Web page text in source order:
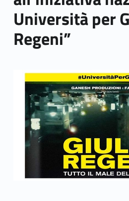
Università per
Regeni”
Link identifier archive #link-archive-thumb-soap-4624